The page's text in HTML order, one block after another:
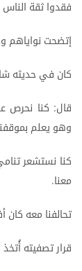
فقدواثقة الناس
إتضحت نواياهم
كان فيحديثه
قال: كنا نحرص
وهو يعلم
كنا نستشعر
معنا.
تحالفنا معه كان
قرارتصفيتهأُتخذ